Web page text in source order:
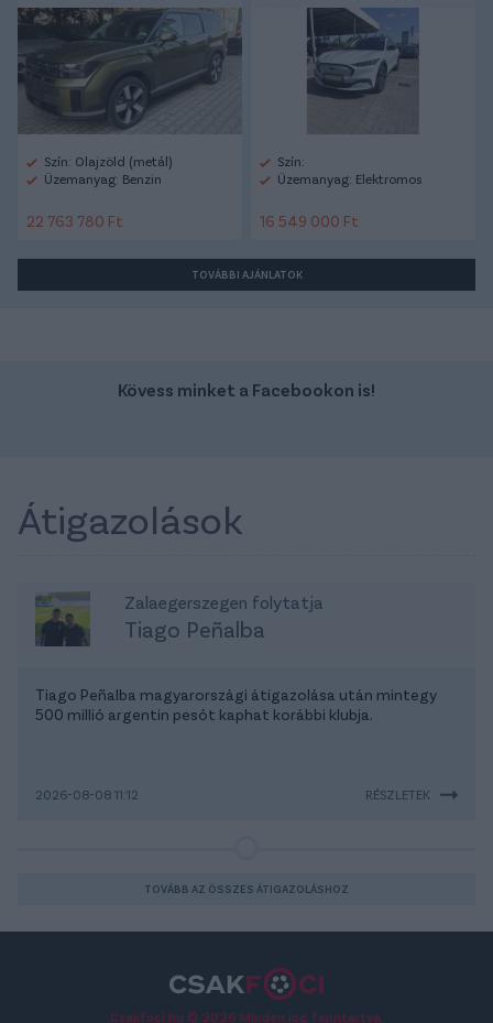
Szín: Olajzöld (metál)
Üzemanyag: Benzin
22 763 780 Ft
Szín:
Üzemanyag: Elektromos
16 549 000 Ft
TOVÁBBI AJÁNLATOK
Kövess minket a Facebookon is!
Átigazolások
Zalaegerszegen folytatja
Tiago Peñalba
Tiago Peñalba magyarországi átigazolása után mintegy
500 millió argentin pesót kaphat korábbi klubja.
2026-08-08 11:12 RÉSZLETEK
TOVÁBB AZ ÖSSZES ÁTIGAZOLÁSHOZ
Csakfoci.hu © 2026 Minden jog fenntartva.